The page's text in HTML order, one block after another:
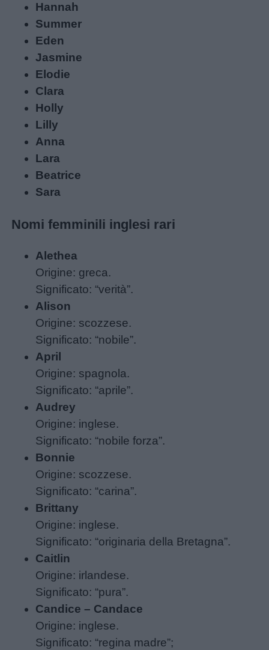
Hannah
Summer
Eden
Jasmine
Elodie
Clara
Holly
Lilly
Anna
Lara
Beatrice
Sara
Nomi femminili inglesi rari
Alethea
Origine: greca.
Significato: “verità”.
Alison
Origine: scozzese.
Significato: “nobile”.
April
Origine: spagnola.
Significato: “aprile”.
Audrey
Origine: inglese.
Significato: “nobile forza”.
Bonnie
Origine: scozzese.
Significato: “carina”.
Brittany
Origine: inglese.
Significato: “originaria della Bretagna”.
Caitlin
Origine: irlandese.
Significato: “pura”.
Candice – Candace
Origine: inglese.
Significato: “regina madre”;